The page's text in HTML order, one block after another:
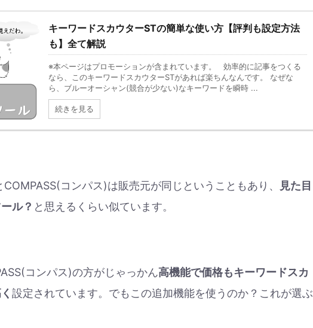
キーワードスカウターSTの簡単な使い方【評判も設定方法
も】全て解説
※本ページはプロモーションが含まれています。 効率的に記事をつくる
なら、このキーワードスカウターSTがあれば楽ちんなんです。 なぜな
ら、ブルーオーシャン(競合が少ない)なキーワードを瞬時 ...
続きを見る
コンパス)は販売元が同じということもあり、
見た目
ル？ と思えるくらい似ています。
コンパス)の方がじゃっかん高機能で価格もキーワードスカ
設定されています。でもこの追加機能を使うのか？これが選ぶ